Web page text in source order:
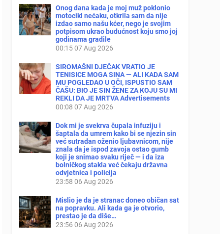
Onog dana kada je moj muž poklonio
motocikl nećaku, otkrila sam da nije
izdao samo našu kćer, nego je svojim
potpisom ukrao budućnost koju smo joj
godinama gradile
00:15 07 Aug 2026
SIROMAŠNI DJEČAK VRATIO JE
TENISICE MOGA SINA — ALI KADA SAM
MU POGLEDAO U OČI, ISPUSTIO SAM
ČAŠU: BIO JE SIN ŽENE ZA KOJU SU MI
REKLI DA JE MRTVA Advertisements
00:08 07 Aug 2026
Dok mi je svekrva čupala infuziju i
šaptala da umrem kako bi se njezin sin
već sutradan oženio ljubavnicom, nije
znala da je ispod zavoja ostao gumb
koji je snimao svaku riječ — i da iza
bolničkog stakla već čekaju državna
odvjetnica i policija
23:58 06 Aug 2026
Mislio je da je stranac doneo običan sat
na popravku. Ali kada ga je otvorio,
prestao je da diše…
23:56 06 Aug 2026